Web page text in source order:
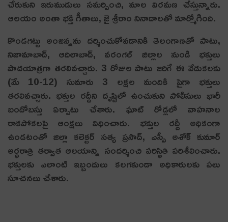
చేరుకుని ఇరుముడులు సమర్పించి, మాల విరమణ చేస్తున్నారు.
ఆలయం అంతా భక్తి గీతాలు, జై శ్రీరాం నినాదాలతో మార్మోగింది.
కొండగట్టు అంజన్నను దర్శించుకోవడానికి తెలంగాణతో పాటు,
నిజామాబాద్, ఆదిలాబాద్, వరంగల్ జిల్లాల నుండి భక్తులు
పాదయాత్రగా తరలివచ్చారు. 3 రోజుల పాటు జరిగే ఈ వేడుకలకు
(మే 10-12) సుమారు 3 లక్షల మందికి పైగా భక్తులు
తరలివచ్చారు. భక్తుల రద్దీని దృష్టిలో ఉంచుకుని పోలీసులు భారీ
బందోబస్తు ఏర్పాటు చేశారు. ఘాట్ రోడ్లలో వాహనాల
రాకపోకలపై ఆంక్షలు విధించారు. భక్తుల రద్దీ అధికంగా
ఉండటంతో జిల్లా కలెక్టర్ సత్య ప్రసాద్, ఎస్పీ అశోక్ కుమార్
అర్ధరాత్రి తర్వాత ఆలయాన్ని సందర్శించి పరిస్థితి పరిశీలించారు.
భక్తులకు ఎలాంటి ఇబ్బందులు కలగకుండా అధికారులకు పలు
సూచనలు చేశారు.